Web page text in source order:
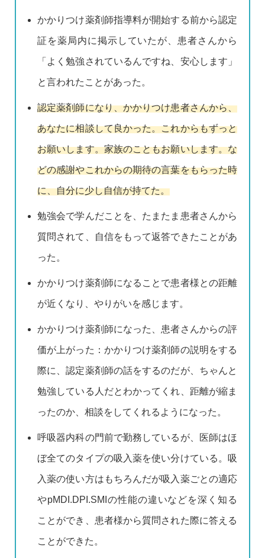
かかりつけ薬剤師指導料が開始する前から認定
証を薬局内に掲示していたが、患者さんから
「よく勉強されているんですね、安心します」
と言われたことがあった。
認定薬剤師になり、かかりつけ患者さんから、
あなたに相談して良かった。これからもずっと
お願いします。家族のこともお願いします。な
どの感謝やこれからの期待の言葉をもらった時
に、自分に少し自信が持てた。
勉強会で学んだことを、たまたま患者さんから
質問されて、自信をもって返答できたことがあ
った。
かかりつけ薬剤師になることで患者様との距離
が近くなり、やりがいを感じます。
かかりつけ薬剤師になった、患者さんからの評
価が上がった：かかりつけ薬剤師の説明をする
際に、認定薬剤師の話をするのだが、ちゃんと
勉強している人だとわかってくれ、距離が縮ま
ったのか、相談をしてくれるようになった。
呼吸器内科の門前で勤務しているが、医師はほ
ぼ全てのタイプの吸入薬を使い分けている。吸
入薬の使い方はもちろんだが吸入薬ごとの適応
やpMDI.DPI.SMIの性能の違いなどを深く知る
ことができ、患者様から質問された際に答える
ことができた。